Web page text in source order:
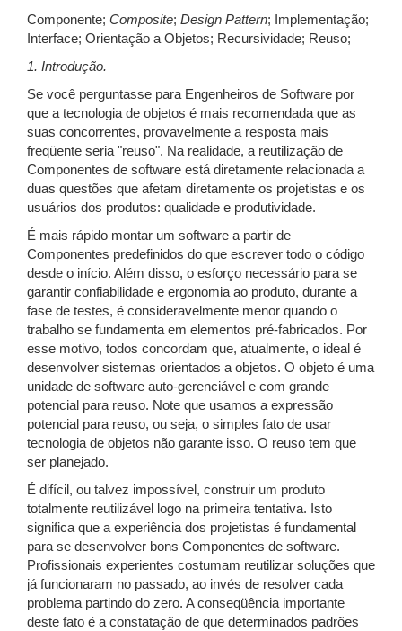
Componente; Composite; Design Pattern; Implementação;
Interface; Orientação a Objetos; Recursividade; Reuso;
1. Introdução.
Se você perguntasse para Engenheiros de Software por
que a tecnologia de objetos é mais recomendada que as
suas concorrentes, provavelmente a resposta mais
freqüente seria "reuso". Na realidade, a reutilização de
Componentes de software está diretamente relacionada a
duas questões que afetam diretamente os projetistas e os
usuários dos produtos: qualidade e produtividade.
É mais rápido montar um software a partir de
Componentes predefinidos do que escrever todo o código
desde o início. Além disso, o esforço necessário para se
garantir confiabilidade e ergonomia ao produto, durante a
fase de testes, é consideravelmente menor quando o
trabalho se fundamenta em elementos pré-fabricados. Por
esse motivo, todos concordam que, atualmente, o ideal é
desenvolver sistemas orientados a objetos. O objeto é uma
unidade de software auto-gerenciável e com grande
potencial para reuso. Note que usamos a expressão
potencial para reuso, ou seja, o simples fato de usar
tecnologia de objetos não garante isso. O reuso tem que
ser planejado.
É difícil, ou talvez impossível, construir um produto
totalmente reutilizável logo na primeira tentativa. Isto
significa que a experiência dos projetistas é fundamental
para se desenvolver bons Componentes de software.
Profissionais experientes costumam reutilizar soluções que
já funcionaram no passado, ao invés de resolver cada
problema partindo do zero. A conseqüência importante
deste fato é a constatação de que determinados padrões